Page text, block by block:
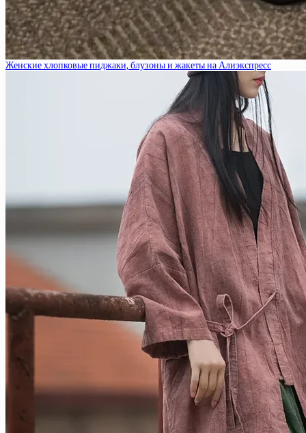
Женские хлопковые пиджаки, блузоны и жакеты на Алиэкспресс